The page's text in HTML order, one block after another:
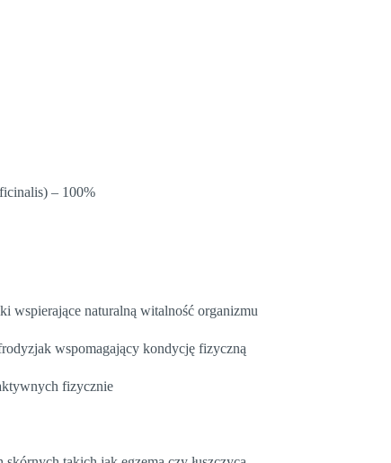
– 100%
wspierające naturalną witalność organizmu
wspomagający kondycję fizyczną
fizycznie